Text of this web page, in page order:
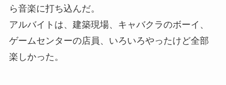
ら音楽に打ち込んだ。
アルバイトは、建築現場、キャバクラのボーイ、
ゲームセンターの店員、いろいろやったけど全部
楽しかった。